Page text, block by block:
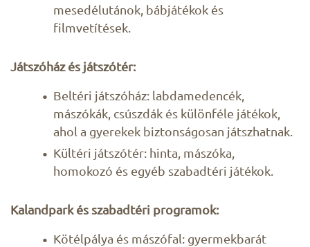
mesedélutánok, bábjátékok és
filmvetítések.
Játszóház és játszótér:
Beltéri játszóház: labdamedencék,
mászókák, csúszdák és különféle játékok,
ahol a gyerekek biztonságosan játszhatnak.
Kültéri játszótér: hinta, mászóka,
homokozó és egyéb szabadtéri játékok.
Kalandpark és szabadtéri programok:
Kötélpálya és mászófal: gyermekbarát